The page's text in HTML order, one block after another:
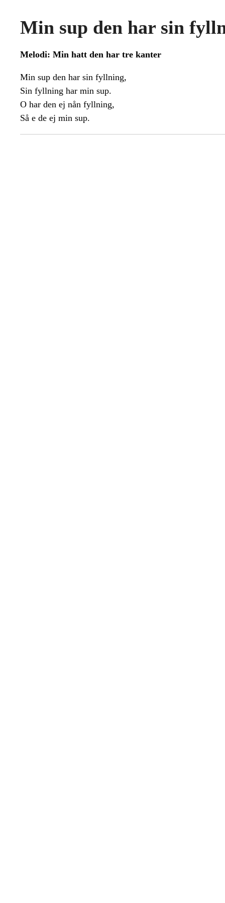
Min sup den har sin
Melodi: Min hatt den har tre kanter
Min sup den har sin fyllning,
Sin fyllning har min sup.
O har den ej nån fyllning,
Så e de ej min sup.